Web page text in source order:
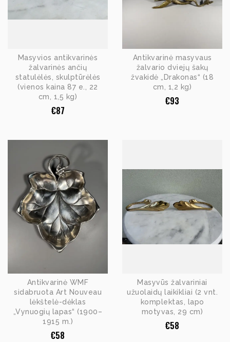
Masyvios antikvarinės
žalvarinės ančių
statulėlės, skulptūrėlės
(vienos kaina 87 e., 22
cm, 1,5 kg)
€87
Antikvarinė masyvaus
žalvario dviejų šakų
žvakidė „Drakonas“ (18
cm, 1,2 kg)
€93
Antikvarinė WMF
sidabruota Art Nouveau
lėkštelė-dėklas
„Vynuogių lapas“ (1900–
1915 m.)
€58
Masyvūs žalvariniai
užuolaidų laikikliai (2 vnt.
komplektas, lapo
motyvas, 29 cm)
€58